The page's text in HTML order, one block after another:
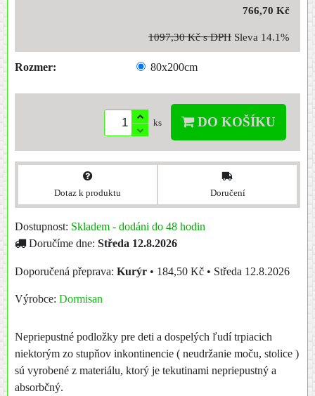
766,70 Kč
1097,30 Kč s DPH Sleva 14.1%
Rozmer: 80x200cm
ks DO KOŠÍKU
Dotaz k produktu Doručení
Dostupnost: Skladem - dodáni do 48 hodin
Doručíme dne: Středa 12.8.2026
Kurýr • 184,50 Kč • Středa 12.8.2026
Výrobce: Dormisan
Nepriepustné podložky pre deti a dospelých ľudí trpiacich
niektorým zo stupňov inkontinencie ( neudržanie moču, stolice )
sú vyrobené z materiálu, ktorý je tekutinami nepriepustný a
absorbčný.